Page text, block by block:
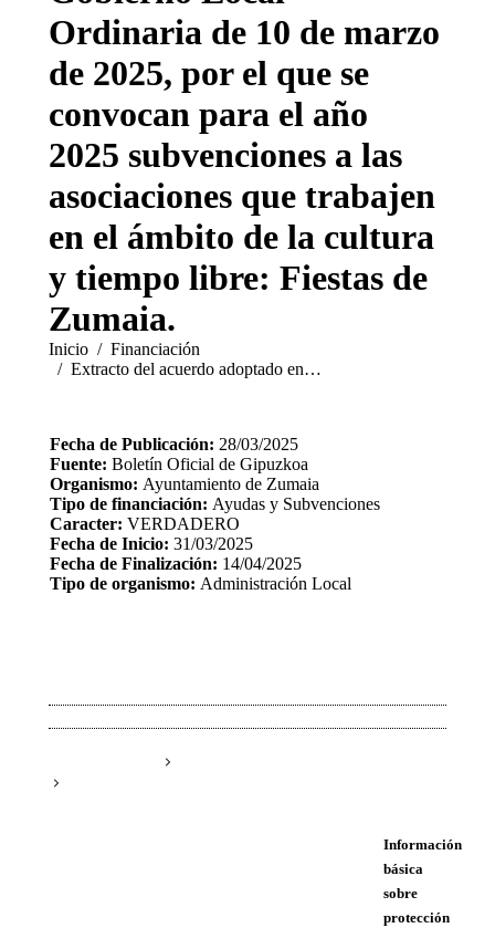
Ordinaria de 10 de marzo
de 2025, por el que se
convocan para el año
2025 subvenciones a las
asociaciones que trabajen
en el ámbito de la cultura
y tiempo libre: Fiestas de
Zumaia.
Estás aquí:
Inicio
Financiación
Extracto del acuerdo adoptado en…
Fecha de Publicación: 28/03/2025
Fuente: Boletín Oficial de Gipuzkoa
Organismo: Ayuntamiento de Zumaia
Tipo de financiación: Ayudas y Subvenciones
Caracter: VERDADERO
Fecha de Inicio: 31/03/2025
Fecha de Finalización: 14/04/2025
Tipo de organismo: Administración Local
Información
básica
sobre
protección